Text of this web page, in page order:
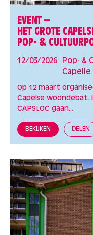
EVENT –
HET GROTE
POP- &
12/03/2026
Pop- &
Capelle
Op 12 maart
Capelse woondebat.
CAPSLOC gaan...
BEKIJKEN DELEN